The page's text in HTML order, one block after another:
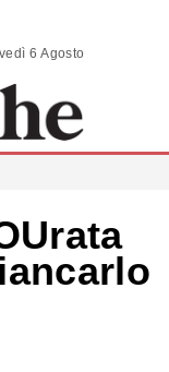
COMMENTI | SCENARI - giovedì 6 Agosto 2026